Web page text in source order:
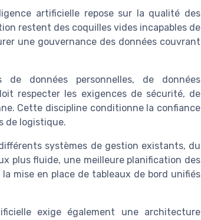
artificielle repose sur la qualité des
restent des coquilles vides incapables de
une gouvernance des données couvrant
données personnelles, de données
respecter les exigences de sécurité, de
Cette discipline conditionne la confiance
de logistique.
systèmes de gestion existants, du
plus fluide, une meilleure planification des
mise en place de tableaux de bord unifiés
exige également une architecture